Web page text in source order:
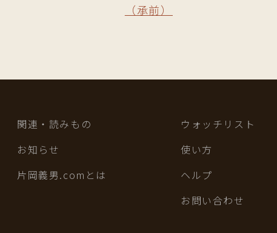
（承前）
関連・読みもの
お知らせ
片岡義男.comとは
ウォッチリスト
使い方
ヘルプ
お問い合わせ